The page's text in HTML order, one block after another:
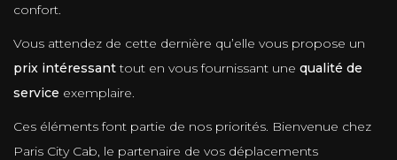
confort.
Vous attendez de cette dernière qu’elle vous propose un
prix intéressanttout en vous fournissant une qualité de
service exemplaire.
Ces éléments font partie de nos priorités. Bienvenue chez
Paris City Cab, le partenaire de vos déplacements